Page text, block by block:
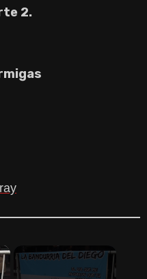
2.
×